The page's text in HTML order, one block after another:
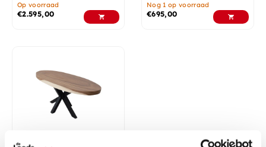
Op voorraad
€2.595,00
Nog 1 op voorraad
€695,00